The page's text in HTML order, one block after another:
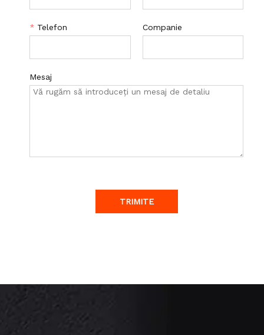
* Telefon Companie
Mesaj
TRIMITE